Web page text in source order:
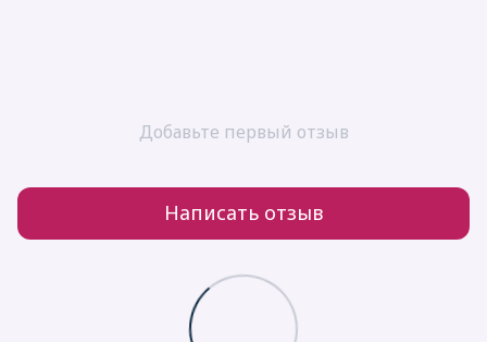
Добавьте первый отзыв
Написать отзыв